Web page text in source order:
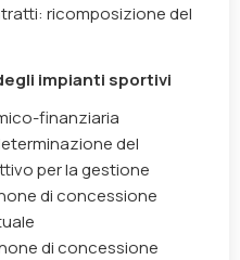
ricomposizione del
impianti sportivi
finanziaria
del
per la gestione
di concessione
di concessione